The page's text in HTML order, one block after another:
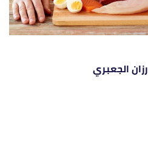
رزان الجعبري